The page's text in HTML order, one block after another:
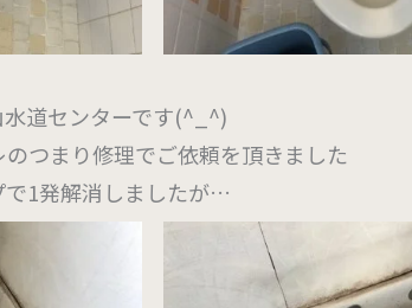
道センターです(^_^)
つまり修理でご依頼を頂きました
で1発解消しましたが…